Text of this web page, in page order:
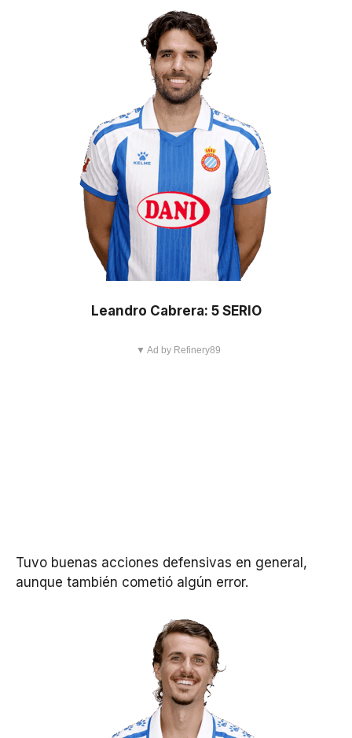
Leandro Cabrera: 5 SERIO
▼ Ad by Refinery89
Tuvo buenas acciones defensivas en general,
aunque también cometió algún error.